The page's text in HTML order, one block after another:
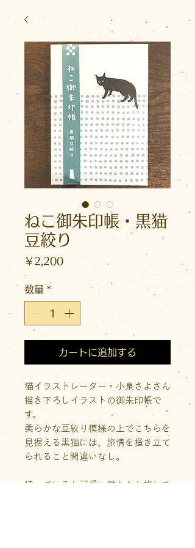
ねこ御朱印帳・黒猫
豆絞り
￥2,200価
数量 *
カートに追加する
猫イラストレーター・小泉さよさん
描き下ろしイラストの御朱印帳で
す。
柔らかな豆絞り模様の上でこちらを
見据える黒猫には、旅情を掻き立て
られること間違いなし。
持っていると可愛い猫たちと旅して